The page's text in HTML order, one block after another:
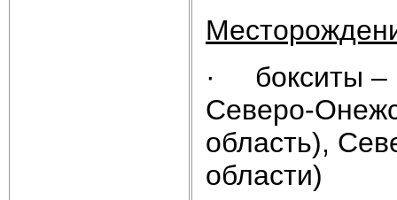
· бокситы –
Северо-
область),
области)